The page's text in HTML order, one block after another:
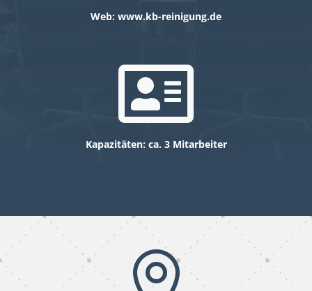
Web: www.kb-reinigung.de

Kapazitäten: ca. 3 Mitarbeiter